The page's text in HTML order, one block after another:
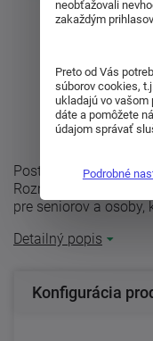
Posteľ z masívu
Rozmery: 90x200 cm
pre seniorov a osoby,
Detailný popis
Konfigurácia
neobťažovali
zakaždým
Preto od Vás
súborov cookies,
ukladajú vo vašom
dáte a pomôžete
údajom správať
Podrobné